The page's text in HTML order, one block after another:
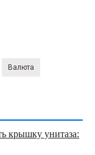
Валюта
крышку унитаза: